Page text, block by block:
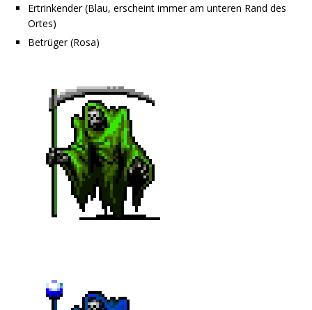
Ertrinkender (Blau, erscheint immer am unteren Rand des
Ortes)
Betrüger (Rosa)